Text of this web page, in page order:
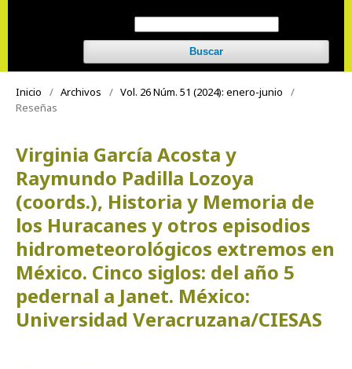
Buscar
Inicio / Archivos / Vol. 26 Núm. 51 (2024): enero-junio
/
Reseñas
Virginia García Acosta y
Raymundo Padilla Lozoya
(coords.), Historia y Memoria de
los Huracanes y otros episodios
hidrometeorológicos extremos en
México. Cinco siglos: del año 5
pedernal a Janet. México:
Universidad Veracruzana/CIESAS